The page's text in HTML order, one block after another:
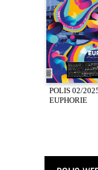
POLIS 02/
EUPHORIE